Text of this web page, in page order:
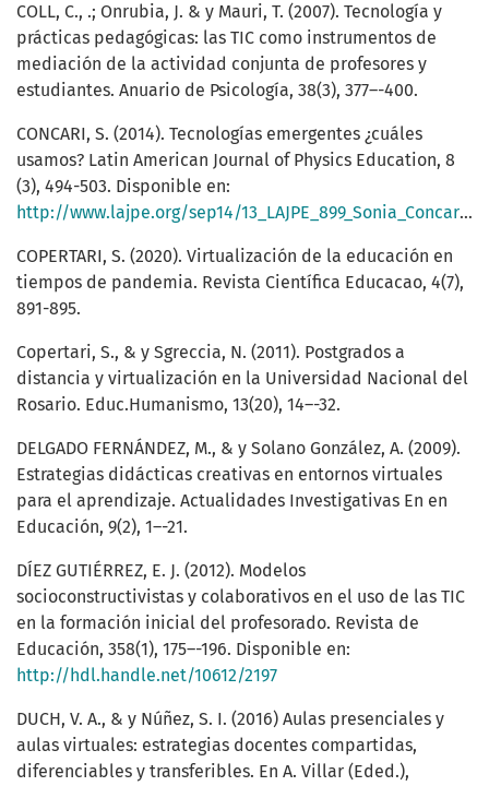
COLL, C., .; Onrubia, J. & y Mauri, T. (2007). Tecnología y
prácticas pedagógicas: las TIC como instrumentos de
mediación de la actividad conjunta de profesores y
estudiantes. Anuario de Psicología, 38(3), 377–-400.
CONCARI, S. (2014). Tecnologías emergentes ¿cuáles
usamos? Latin American Journal of Physics Education, 8
(3), 494-503. Disponible en:
http://www.lajpe.org/sep14/13_LAJPE_899_Sonia_Concari.pdf
COPERTARI, S. (2020). Virtualización de la educación en
tiempos de pandemia. Revista Científica Educacao, 4(7),
891-895.
Copertari, S., & y Sgreccia, N. (2011). Postgrados a
distancia y virtualización en la Universidad Nacional del
Rosario. Educ.Humanismo, 13(20), 14–-32.
DELGADO FERNÁNDEZ, M., & y Solano González, A. (2009).
Estrategias didácticas creativas en entornos virtuales
para el aprendizaje. Actualidades Investigativas En en
Educación, 9(2), 1–-21.
DÍEZ GUTIÉRREZ, E. J. (2012). Modelos
socioconstructivistas y colaborativos en el uso de las TIC
en la formación inicial del profesorado. Revista de
Educación, 358(1), 175–-196. Disponible en:
http://hdl.handle.net/10612/2197
DUCH, V. A., & y Núñez, S. I. (2016) Aulas presenciales y
aulas virtuales: estrategias docentes compartidas,
diferenciables y transferibles. En A. Villar (Eded.),